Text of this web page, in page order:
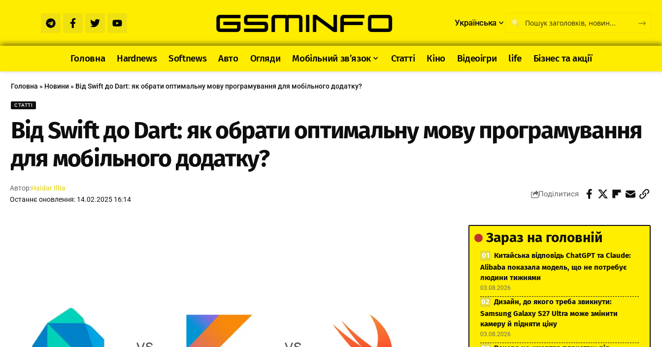
Українська
Головна Hardnews Softnews Авто Огляди Мобільний зв’язок Статті Кіно Відеоігри life Бізнес та акції
Головна » Новини» Від Swift до Dart: як обрати оптимальну мову програмування для мобільного додатку?
СТАТТІ
Від Swift до Dart: як обрати оптимальну мову програмування
для мобільного додатку?
Останнє оновлення: 14.02.2025 16:14
Автор:Haidar Illia
Поділитися
Зараз на головній
Китайська відповідь ChatGPT та Claude:
Alibaba показала модель, що не потребує
людини тижнями
03.08.2026
Дизайн, до якого треба звикнути:
Samsung Galaxy S27 Ultra може змінити
камеру й підняти ціну
03.08.2026